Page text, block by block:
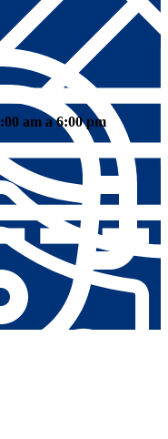
am a 6:00 pm